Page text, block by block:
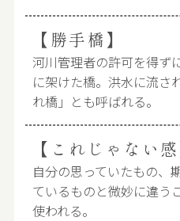
【勝手橋】
河川管理者の許可を得ず
に架けた橋。洪水に流さ
れ橋」とも呼ばれる。
【これじゃない感
自分の思っていたもの、
ているものと微妙に違う
使われる。